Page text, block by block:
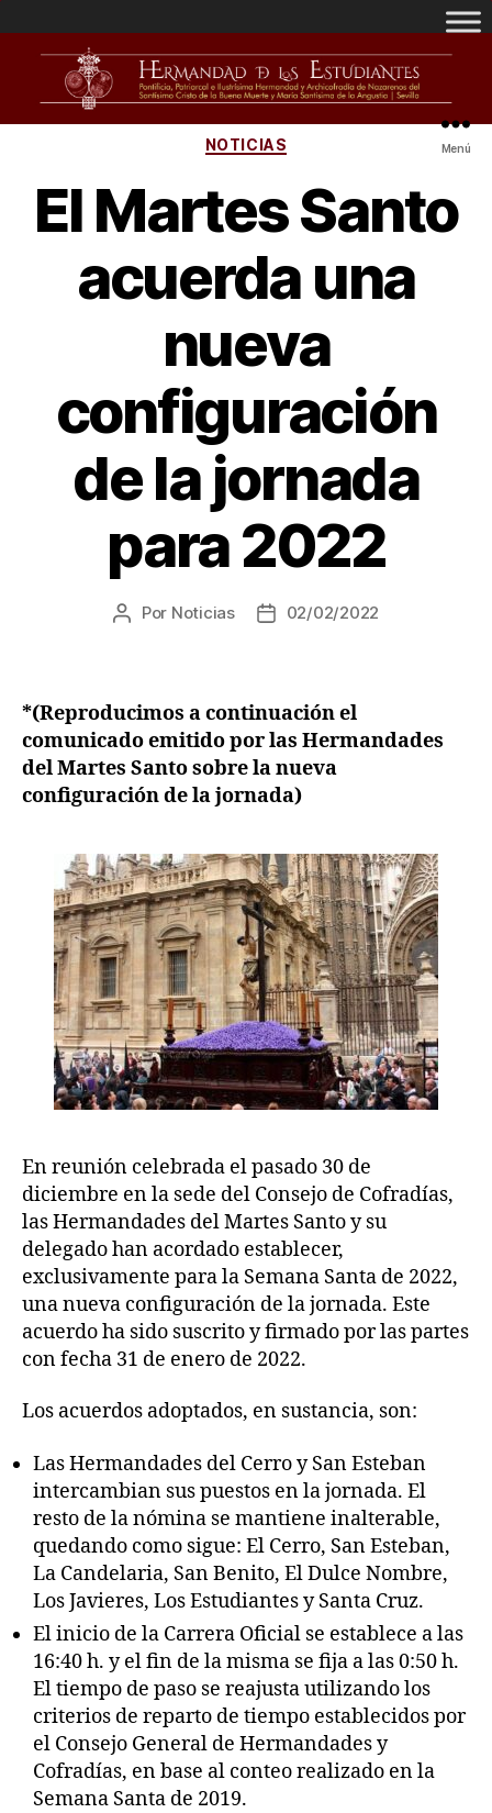
Menú
NOTICIAS
El Martes Santo
acuerda una
nueva
configuración
de la jornada
para 2022
Por Noticias 02/02/2022
*(Reproducimos a continuación el
comunicado emitido por las Hermandades
del Martes Santo sobre la nueva
configuración de la jornada)
En reunión celebrada el pasado 30 de
diciembre en la sede del Consejo de Cofradías,
las Hermandades del Martes Santo y su
delegado han acordado establecer,
exclusivamente para la Semana Santa de 2022,
una nueva configuración de la jornada. Este
acuerdo ha sido suscrito y firmado por las partes
con fecha 31 de enero de 2022.
Los acuerdos adoptados, en sustancia, son:
Las Hermandades del Cerro y San Esteban
intercambian sus puestos en la jornada. El
resto de la nómina se mantiene inalterable,
quedando como sigue: El Cerro, San Esteban,
La Candelaria, San Benito, El Dulce Nombre,
Los Javieres, Los Estudiantes y Santa Cruz.
El inicio de la Carrera Oficial se establece a las
16:40 h. y el fin de la misma se fija a las 0:50 h.
El tiempo de paso se reajusta utilizando los
criterios de reparto de tiempo establecidos por
el Consejo General de Hermandades y
Cofradías, en base al conteo realizado en la
Semana Santa de 2019.